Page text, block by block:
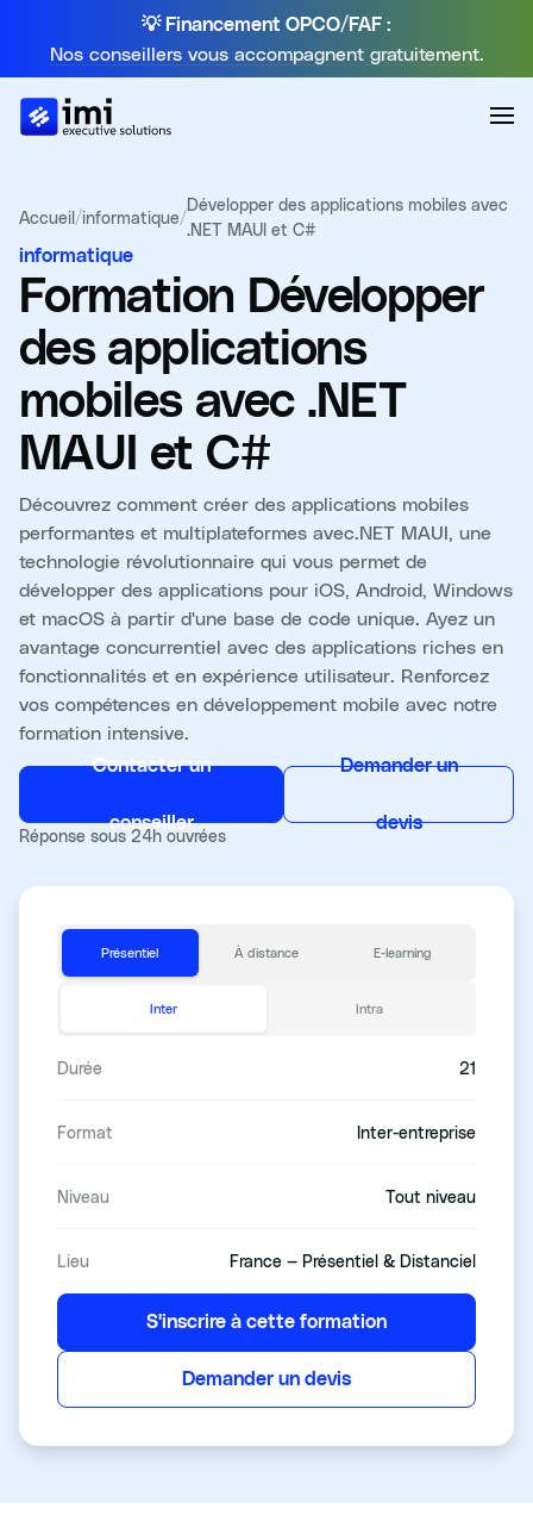
💡 Financement OPCO/FAF :
Nos conseillers vous accompagnent gratuitement.
Accueil/informatique/
Développer des applications mobiles avec
.NET MAUI et C#
informatique
Formation Développer
des applications
mobiles avec .NET
MAUI et C#
Découvrez comment créer des applications mobiles
performantes et multiplateformes avec.NET MAUI, une
technologie révolutionnaire qui vous permet de
développer des applications pour iOS, Android, Windows
et macOS à partir d'une base de code unique. Ayez un
avantage concurrentiel avec des applications riches en
fonctionnalités et en expérience utilisateur. Renforcez
vos compétences en développement mobile avec notre
formation intensive.
Contacter un
conseiller
Demander un
devis
Réponse sous 24h ouvrées
Présentiel À distance E-learning
Inter Intra
Durée 21
Format Inter-entreprise
Niveau Tout niveau
Lieu France — Présentiel & Distanciel
S'inscrire à cette formation
Demander un devis